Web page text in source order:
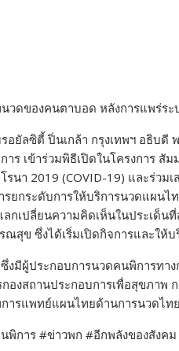
วดของคนตาบอด หลังการแพร่ระ
อยัลซิตี้ ปิ่นเกล้า กรุงเทพฯ อธิบ
าร เข้าร่วมพิธีเปิดในโครงการ
นา 2019 (COVID-19) และร่วม
ยกระดับการให้บริการนวดแผน
กเปลี่ยนความคิดเห็นในประเด็
ณสุข ซึ่งได้เริ่มเปิดกิจการและใ
งมีผู้ประกอบการนวดคนพิการทา
องสถานประกอบการเพื่อสุขภา
ารแพทย์แผนไทยด้านการนวดไท
การ #ข่าวพก #อีกพลังของสังคม